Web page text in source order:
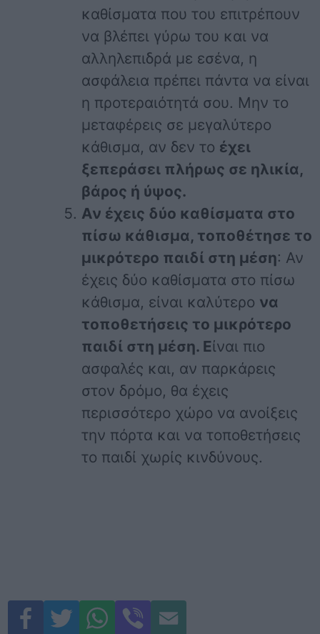
καθίσματα που του επιτρέπουν
να βλέπει γύρω του και να
αλληλεπιδρά με εσένα, η
ασφάλεια πρέπει πάντα να είναι
η προτεραιότητά σου. Μην το
μεταφέρεις σε μεγαλύτερο
κάθισμα, αν δεν το έχει
ξεπεράσει πλήρως σε ηλικία,
βάρος ή ύψος.
Αν έχεις δύο καθίσματα στο
πίσω κάθισμα, τοποθέτησε το
μικρότερο παιδί στη μέση: Αν
έχεις δύο καθίσματα στο πίσω
κάθισμα, είναι καλύτερο να
τοποθετήσεις το μικρότερο
παιδί στη μέση. Είναι πιο
ασφαλές και, αν παρκάρεις
στον δρόμο, θα έχεις
περισσότερο χώρο να ανοίξεις
την πόρτα και να τοποθετήσεις
το παιδί χωρίς κινδύνους.